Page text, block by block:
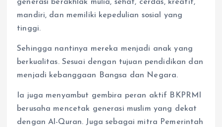
generasi berakhlak mulia, sehat, cerdas, kreatif,
mandiri, dan memiliki kepedulian sosial yang
tinggi.
Sehingga nantinya mereka menjadi anak yang
berkualitas. Sesuai dengan tujuan pendidikan dan
menjadi kebanggaan Bangsa dan Negara.
Ia juga menyambut gembira peran aktif BKPRMI
berusaha mencetak generasi muslim yang dekat
dengan Al-Quran. Juga sebagai mitra Pemerintah